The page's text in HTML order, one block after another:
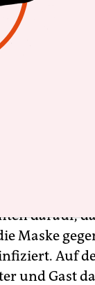
ihre
Türklinken
darauf,
Maske
Auf
und Gast